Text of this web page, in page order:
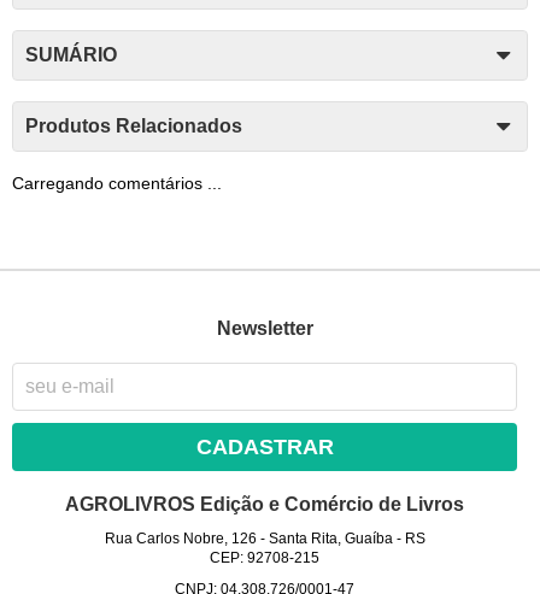
SUMÁRIO
Produtos Relacionados
Carregando comentários ...
Newsletter
CADASTRAR
AGROLIVROS Edição e Comércio de Livros
Rua Carlos Nobre, 126 - Santa Rita, Guaíba- RS
CEP: 92708-215
CNPJ: 04.308.726/0001-47